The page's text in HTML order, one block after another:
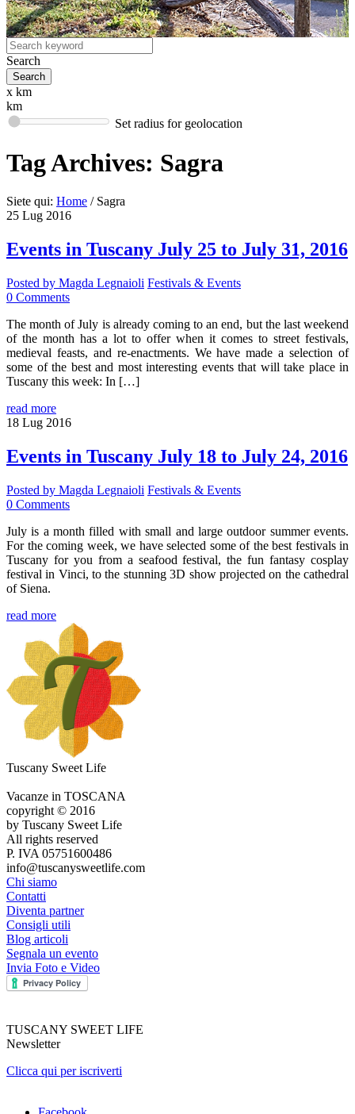
Search
x km
km
Set radius for geolocation
Tag Archives: Sagra
Siete qui: Home / Sagra
25 Lug 2016
Events in Tuscany July 25 to July 31, 2016
Posted by Magda Legnaioli Festivals & Events
0 Comments
The month of July is already coming to an end, but the last weekend
of the month has a lot to offer when it comes to street festivals,
medieval feasts, and re-enactments. We have made a selection of
some of the best and most interesting events that will take place in
Tuscany this week: In […]
read more
18 Lug 2016
Events in Tuscany July 18 to July 24, 2016
Posted by Magda Legnaioli Festivals & Events
0 Comments
July is a month filled with small and large outdoor summer events.
For the coming week, we have selected some of the best festivals in
Tuscany for you from a seafood festival, the fun fantasy cosplay
festival in Vinci, to the stunning 3D show projected on the cathedral
of Siena.
read more
Tuscany Sweet Life
Vacanze in TOSCANA
copyright © 2016
by Tuscany Sweet Life
All rights reserved
P. IVA 05751600486
info@tuscanysweetlife.com
Chi siamo
Contatti
Diventa partner
Consigli utili
Blog articoli
Segnala un evento
Invia Foto e Video
TUSCANY SWEET LIFE
Newsletter
Clicca qui per iscriverti